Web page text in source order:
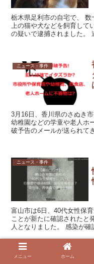
栃木県足利市の自宅で、
上の猫や犬などを飼育して
の疑いで逮捕されました。
ニュース・事件
3月16日、香川県のさぬき
幼稚園などの学童や老人ホ
破予告のメールが送られて
ニュース・事件
富山市は6日、40代女性保
ことが新たに確認されたと
人となりました。 感染が
ニュース・事件
メニュー ホーム